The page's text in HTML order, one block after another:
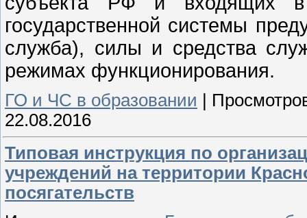
государственной системы
служба), силы и средства
режимах функционирования.
ГО и ЧС в образовании
22.08.2016
Типовая инструкция по
учреждений на территории
посягательств